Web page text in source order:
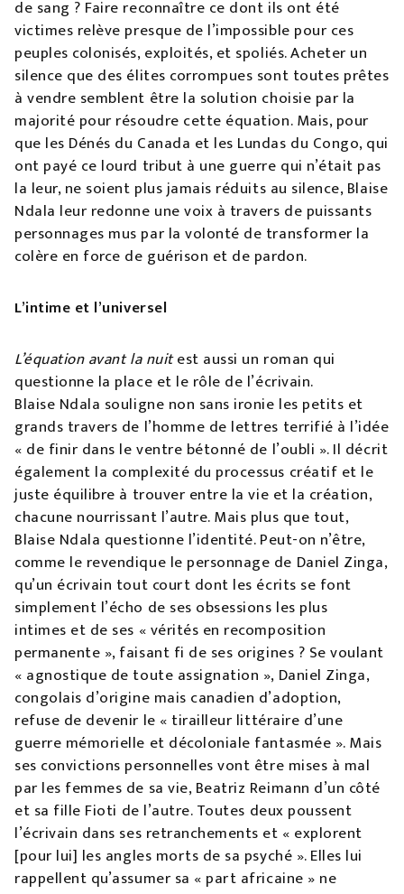
de sang ? Faire reconnaître ce dont ils ont été
victimes relève presque de l’impossible pour ces
peuples colonisés, exploités, et spoliés. Acheter un
silence que des élites corrompues sont toutes prêtes
à vendre semblent être la solution choisie par la
majorité pour résoudre cette équation. Mais, pour
que les Dénés du Canada et les Lundas du Congo, qui
ont payé ce lourd tribut à une guerre qui n’était pas
la leur, ne soient plus jamais réduits au silence, Blaise
Ndala leur redonne une voix à travers de puissants
personnages mus par la volonté de transformer la
colère en force de guérison et de pardon.
L’intime et l’universel
L’équation avant la nuitest aussi un roman qui
questionne la place et le rôle de l’écrivain.
Blaise Ndala souligne non sans ironie les petits et
grands travers de l’homme de lettres terrifié à l’idée
« de finir dans le ventre bétonné de l’oubli ». Il décrit
également la complexité du processus créatif et le
juste équilibre à trouver entre la vie et la création,
chacune nourrissant l’autre. Mais plus que tout,
Blaise Ndala questionne l’identité. Peut-on n’être,
comme le revendique le personnage de Daniel Zinga,
qu’un écrivain tout court dont les écrits se font
simplement l’écho de ses obsessions les plus
intimes et de ses « vérités en recomposition
permanente », faisant fi de ses origines ? Se voulant
« agnostique de toute assignation », Daniel Zinga,
congolais d’origine mais canadien d’adoption,
refuse de devenir le « tirailleur littéraire d’une
guerre mémorielle et décoloniale fantasmée ». Mais
ses convictions personnelles vont être mises à mal
par les femmes de sa vie, Beatriz Reimann d’un côté
et sa fille Fioti de l’autre. Toutes deux poussent
l’écrivain dans ses retranchements et « explorent
[pour lui] les angles morts de sa psyché ». Elles lui
rappellent qu’assumer sa « part africaine » ne